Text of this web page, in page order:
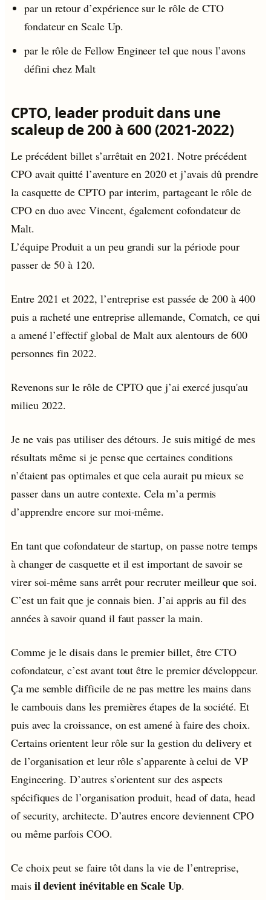
par un retour d’expérience sur le rôle de CTO
fondateur en Scale Up.
par le rôle de Fellow Engineer tel que nous l’avons
défini chez Malt
CPTO, leader produit dans une
scaleup de 200 à 600 (2021-2022)
Le précédent billet s’arrêtait en 2021. Notre précédent
CPO avait quitté l’aventure en 2020 et j’avais dû prendre
la casquette de CPTO par interim, partageant le rôle de
CPO en duo avec Vincent, également cofondateur de
Malt.
L’équipe Produit a un peu grandi sur la période pour
passer de 50 à 120.
Entre 2021 et 2022, l’entreprise est passée de 200 à 400
puis a racheté une entreprise allemande, Comatch, ce qui
a amené l’effectif global de Malt aux alentours de 600
personnes fin 2022.
Revenons sur le rôle de CPTO que j’ai exercé jusqu'au
milieu 2022.
Je ne vais pas utiliser des détours. Je suis mitigé de mes
résultats même si je pense que certaines conditions
n’étaient pas optimales et que cela aurait pu mieux se
passer dans un autre contexte. Cela m’a permis
d’apprendre encore sur moi-même.
En tant que cofondateur de startup, on passe notre temps
à changer de casquette et il est important de savoir se
virer soi-même sans arrêt pour recruter meilleur que soi.
C’est un fait que je connais bien. J’ai appris au fil des
années à savoir quand il faut passer la main.
Comme je le disais dans le premier billet, être CTO
cofondateur, c’est avant tout être le premier développeur.
Ça me semble difficile de ne pas mettre les mains dans
le cambouis dans les premières étapes de la société. Et
puis avec la croissance, on est amené à faire des choix.
Certains orientent leur rôle sur la gestion du delivery et
de l’organisation et leur rôle s’apparente à celui de VP
Engineering. D’autres s’orientent sur des aspects
spécifiques de l’organisation produit, head of data, head
of security, architecte. D’autres encore deviennent CPO
ou même parfois COO.
Ce choix peut se faire tôt dans la vie de l’entreprise,
mais il devient inévitable en Scale Up.